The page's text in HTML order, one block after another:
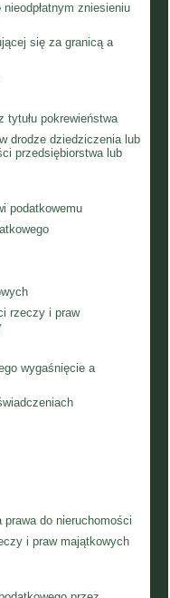
zniesieniu
się za granicą a
tytułu pokrewieństwa
drodze dziedziczenia lub
przedsiębiorstwa lub
podatkowemu
rzeczy i praw
wygaśnięcie a
do nieruchomości
i praw majątkowych